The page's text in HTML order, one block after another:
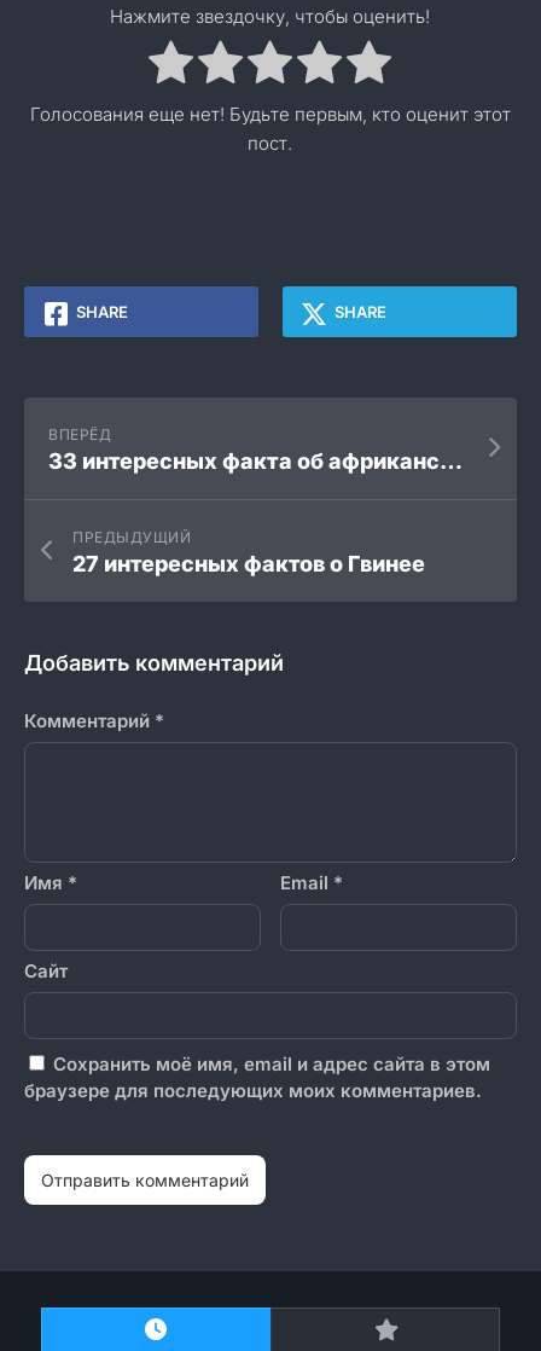
Нажмите звездочку, чтобы оценить!
Голосования еще нет! Будьте первым, кто оценит этот
пост.
SHARE SHARE
ВПЕРЁД
33 интересных факта об африканских диких собаках
ПРЕДЫДУЩИЙ
27 интересных фактов о Гвинее
Добавить комментарий
Комментарий *
Имя * Email *
Сайт
Сохранить моё имя, email и адрес сайта в этом
браузере для последующих моих комментариев.